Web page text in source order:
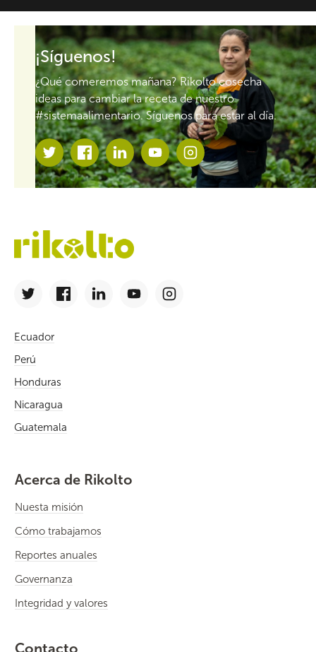
¡Síguenos!
¿Qué comeremos mañana? Rikolto cosecha
ideas para cambiar la receta de nuestro
#sistemaalimentario. Síguenos para estar al día.
Ecuador
Perú
Honduras
Nicaragua
Guatemala
Acerca de Rikolto
Nuesta misión
Cómo trabajamos
Reportes anuales
Governanza
Integridad y valores
Contacto